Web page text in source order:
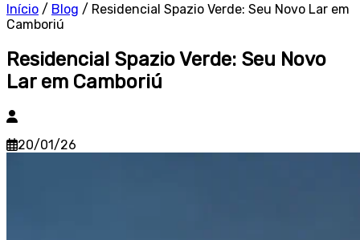
Início / Blog / Residencial Spazio Verde: Seu Novo Lar em
Camboriú
Residencial Spazio Verde: Seu Novo
Lar em Camboriú
20/01/26